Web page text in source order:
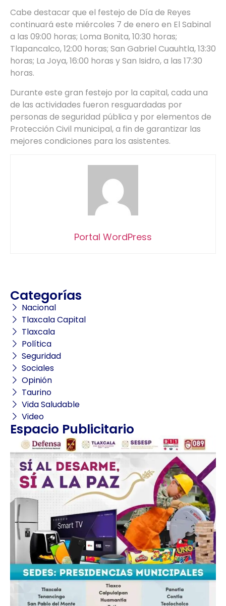
Cabe destacar que el festejo de Día de Reyes
continuará este miércoles 7 de enero en El Sabinal
a las 09:00 horas; Loma Bonita, 10:30 horas;
Tlapancalco, 12:00 horas; San Gabriel Cuauhtla, 13:30
horas; La Joya, 16:00 horas y San Isidro, a las 17:30
horas.
Durante este gran festejo por la capital, cada una
de las actividades fueron resguardadas por
personas de seguridad pública y por elementos de
Protección Civil municipal, a fin de garantizar las
mejores condiciones para los asistentes.
Portal WordPress
Categorías
Nacional
Tlaxcala Capital
Tlaxcala
Política
Seguridad
Sociales
Opinión
Taurino
Vida Saludable
Video
Espacio Publicitario